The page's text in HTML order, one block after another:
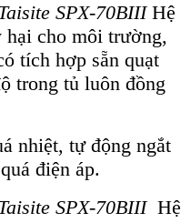
SPX-70BIIIHệ
hại cho môi trường,
tích hợp sẵn quạt
trong tủ luôn đồng
nhiệt, tự động ngắt
điện áp.
SPX-70BIIIHệ